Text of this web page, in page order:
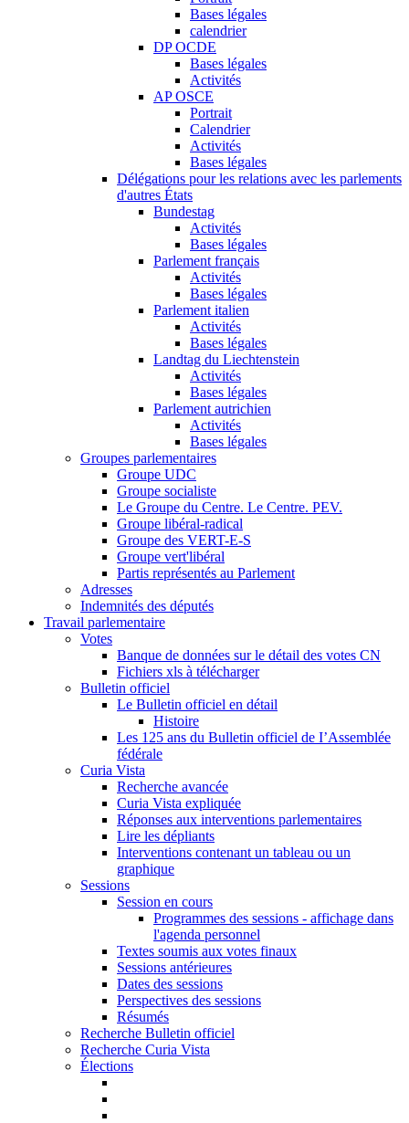
Bases légales
calendrier
DP OCDE
Bases légales
Activités
AP OSCE
Portrait
Calendrier
Activités
Bases légales
Délégations pour les relations avec les parlements
d'autres États
Bundestag
Activités
Bases légales
Parlement français
Activités
Bases légales
Parlement italien
Activités
Bases légales
Landtag du Liechtenstein
Activités
Bases légales
Parlement autrichien
Activités
Bases légales
Groupes parlementaires
Groupe UDC
Groupe socialiste
Le Groupe du Centre. Le Centre. PEV.
Groupe libéral-radical
Groupe des VERT-E-S
Groupe vert'libéral
Partis représentés au Parlement
Adresses
Indemnités des députés
Travail parlementaire
Votes
Banque de données sur le détail des votes CN
Fichiers xls à télécharger
Bulletin officiel
Le Bulletin officiel en détail
Histoire
Les 125 ans du Bulletin officiel de I’Assemblée
fédérale
Curia Vista
Recherche avancée
Curia Vista expliquée
Réponses aux interventions parlementaires
Lire les dépliants
Interventions contenant un tableau ou un
graphique
Sessions
Session en cours
Programmes des sessions - affichage dans
l'agenda personnel
Textes soumis aux votes finaux
Sessions antérieures
Dates des sessions
Perspectives des sessions
Résumés
Recherche Bulletin officiel
Recherche Curia Vista
Élections